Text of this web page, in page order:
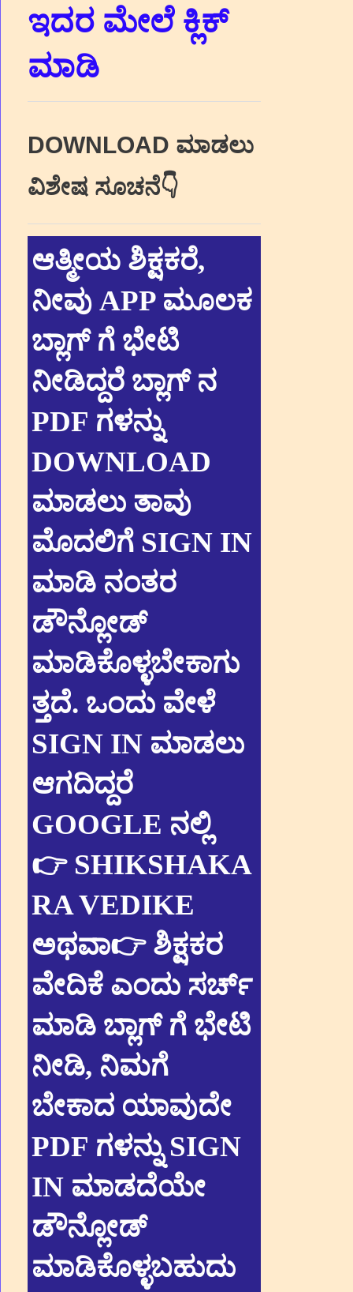
ಇದರ ಮೇಲೆ ಕ್ಲಿಕ್‌
ಮಾಡಿ
DOWNLOAD ಮಾಡಲು
ವಿಶೇಷ ಸೂಚನೆ👇
ಆತ್ಮೀಯ ಶಿಕ್ಷಕರೆ,
ನೀವು APP ಮೂಲಕ
ಬ್ಲಾಗ್ ಗೆ ಭೇಟಿ
ನೀಡಿದ್ದರೆ ಬ್ಲಾಗ್ ನ
PDF ಗಳನ್ನು
DOWNLOAD
ಮಾಡಲು ತಾವು
ಮೊದಲಿಗೆ SIGN IN
ಮಾಡಿ ನಂತರ
ಡೌನ್ಲೋಡ್
ಮಾಡಿಕೊಳ್ಳಬೇಕಾಗು
ತ್ತದೆ. ಒಂದು ವೇಳೆ
SIGN IN ಮಾಡಲು
ಆಗದಿದ್ದರೆ
GOOGLE ನಲ್ಲಿ
👉 SHIKSHAKA
RA VEDIKE
ಅಥವಾ👉 ಶಿಕ್ಷಕರ
ವೇದಿಕೆ ಎಂದು ಸರ್ಚ್
ಮಾಡಿ ಬ್ಲಾಗ್ ಗೆ ಭೇಟಿ
ನೀಡಿ, ನಿಮಗೆ
ಬೇಕಾದ ಯಾವುದೇ
PDF ಗಳನ್ನು SIGN
IN ಮಾಡದೆಯೇ
ಡೌನ್ಲೋಡ್
ಮಾಡಿಕೊಳ್ಳಬಹುದು